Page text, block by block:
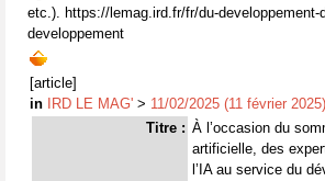
etc.). https://lemag.ird.fr/fr/du-developpement-
developpement
[article]
in
IRD LE MAG' > 11/02/2025 (11 février 2025)
Titre : À l’occasion du
artificielle, des
l’IA au service du